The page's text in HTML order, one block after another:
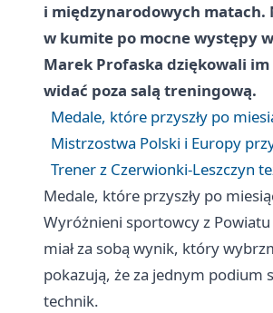
i międzynarodowych matach.
w kumite po mocne występy
Marek Profaska dziękowali
widać poza salą treningową.
Medale, które przyszły po
Mistrzostwa Polski i Europy
Trener z Czerwionki-Leszczyn
Medale, które przyszły po
Wyróżnieni sportowcy z
miał za sobą wynik, który
pokazują, że za jednym podium
technik.